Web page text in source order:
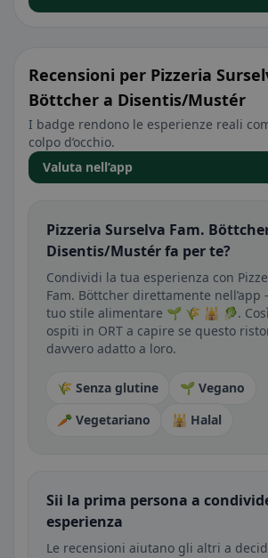
Recensioni per Pizzeria
Böttcher a Disentis/Mustér
I badge rendono le esperienze reali
colpo d’occhio.
Valuta nell’app
Pizzeria Surselva Fam.
Disentis/Mustér fa per te?
Condividi la tua esperienza con
Fam. Böttcher direttamente
tuo stile alimentare 🌱 🌾 🕌 🥬.
ospiti in ORT a capire se questo
davvero adatto a loro.
🌾 Senza glutine
🌱 Vegano
🥕 Vegetariano
🕌 Halal
Sii la prima persona a
esperienza
Le recensioni aiutano gli altri a